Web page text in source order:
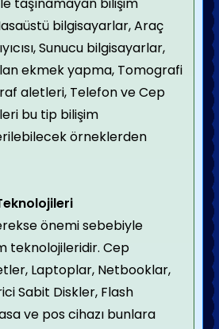
bilgisayarlar, Araç
Sunucu bilgisayarlar,
ekmek yapma, Tomografi
aletleri, Telefon ve Cep
bu tip bilişim
örneklerden
önemi sebebiyle
teknolojileridir. Cep
Laptoplar, Netbooklar,
Sabit Diskler, Flash
ve pos cihazı bunlara